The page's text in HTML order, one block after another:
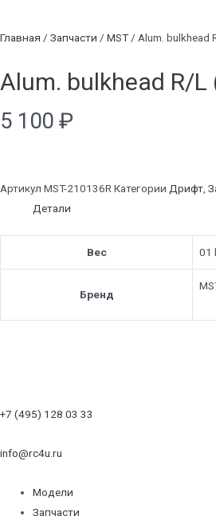
Главная / Запчасти / MST/ Alum. bulkhead
Alum. bulkhead R/L
5 100 ₽
Артикул MST-210136RКатегории Дрифт,
Детали
Вес 01
Бренд
+7 (495) 128 03 33
info@rc4u.ru
Модели
Запчасти